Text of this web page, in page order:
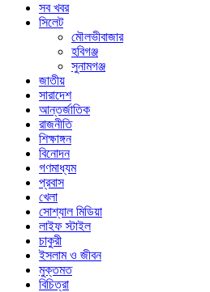
সব খবর
সিলেট
মৌলভীবাজার
হবিগঞ্জ
সুনামগঞ্জ
জাতীয়
সারাদেশ
আন্তর্জাতিক
রাজনীতি
শিক্ষাঙ্গন
বিনোদন
গণমাধ্যম
প্রবাস
খেলা
সোশ্যাল মিডিয়া
লাইফ স্টাইল
চাকুরী
ইসলাম ও জীবন
মুক্তমত
বিচিত্রা